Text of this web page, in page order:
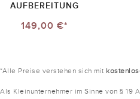
AUFBEREITUNG
149,00 €*
*Alle Preise verstehen sich mit
Als Kleinunternehmer im Sinne von § 19